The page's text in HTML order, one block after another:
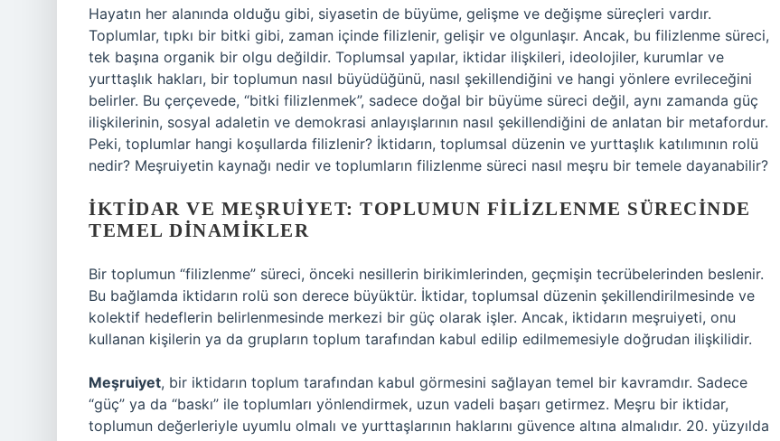
Hayatın her alanında olduğu gibi, siyasetin de büyüme, gelişme ve değişme süreçleri vardır.
Toplumlar, tıpkı bir bitki gibi, zaman içinde filizlenir, gelişir ve olgunlaşır. Ancak, bu filizlenme süreci,
tek başına organik bir olgu değildir. Toplumsal yapılar, iktidar ilişkileri, ideolojiler, kurumlar ve
yurttaşlık hakları, bir toplumun nasıl büyüdüğünü, nasıl şekillendiğini ve hangi yönlere evrileceğini
belirler. Bu çerçevede, “bitki filizlenmek”, sadece doğal bir büyüme süreci değil, aynı zamanda güç
ilişkilerinin, sosyal adaletin ve demokrasi anlayışlarının nasıl şekillendiğini de anlatan bir metafordur.
Peki, toplumlar hangi koşullarda filizlenir? İktidarın, toplumsal düzenin ve yurttaşlık katılımının rolü
nedir? Meşruiyetin kaynağı nedir ve toplumların filizlenme süreci nasıl meşru bir temele dayanabilir?
İKTIDAR VE MEŞRUIYET: TOPLUMUN FILIZLENME SÜRECINDE
TEMEL DINAMIKLER
Bir toplumun “filizlenme” süreci, önceki nesillerin birikimlerinden, geçmişin tecrübelerinden beslenir.
Bu bağlamda iktidarın rolü son derece büyüktür. İktidar, toplumsal düzenin şekillendirilmesinde ve
kolektif hedeflerin belirlenmesinde merkezi bir güç olarak işler. Ancak, iktidarın meşruiyeti, onu
kullanan kişilerin ya da grupların toplum tarafından kabul edilip edilmemesiyle doğrudan ilişkilidir.
Meşruiyet, bir iktidarın toplum tarafından kabul görmesini sağlayan temel bir kavramdır. Sadece
“güç” ya da “baskı” ile toplumları yönlendirmek, uzun vadeli başarı getirmez. Meşru bir iktidar,
toplumun değerleriyle uyumlu olmalı ve yurttaşlarının haklarını güvence altına almalıdır. 20. yüzyılda